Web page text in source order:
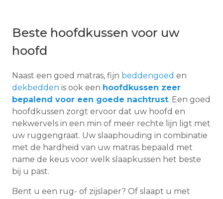
Beste hoofdkussen voor uw
hoofd
Naast een goed matras, fijn beddengoed en
dekbedden is ook een hoofdkussen zeer
bepalend voor een goede nachtrust. Een goed
hoofdkussen zorgt ervoor dat uw hoofd en
nekwervels in een min of meer rechte lijn ligt met
uw ruggengraat. Uw slaaphouding in combinatie
met de hardheid van uw matras bepaald met
name de keus voor welk slaapkussen het beste
bij u past.
Bent u een rug- of zijslaper? Of slaapt u met